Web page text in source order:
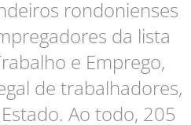
rondonienses
da lista
e Emprego,
de trabalhadores,
Ao todo, 205